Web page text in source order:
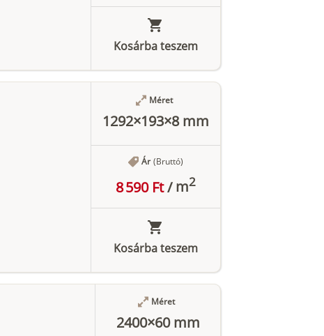
Kosárba teszem
Méret
1292×193×8 mm
Ár (Bruttó)
8 590 Ft/m2
Kosárba teszem
Méret
2400×60 mm